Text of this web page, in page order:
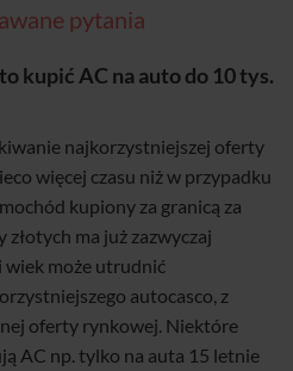
pytania
kupić AC na auto do 10 tys.
najkorzystniejszej oferty
więcej czasu niż w przypadku
kupiony za granicą za
złotych ma już zazwyczaj
wiek może utrudnić
autocasco, z
oferty rynkowej. Niektóre
AC np. tylko na auta 15 letnie